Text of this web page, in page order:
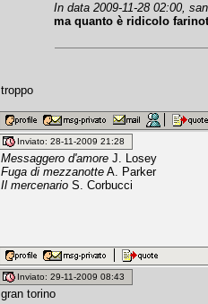
In data 2009-11-28 02:00,
ma quanto è ridicolo
troppo
Inviato: 28-11-2009 21:28
Messaggero d'amore J. Losey
Fuga di mezzanotte A. Parker
Il mercenario S. Corbucci
Inviato: 29-11-2009 08:43
gran torino